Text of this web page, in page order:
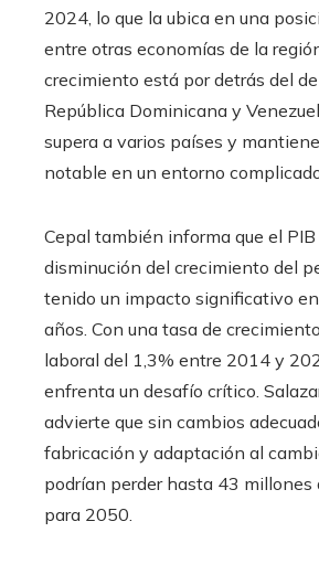
2024, lo que la ubica en una
entre otras economías de la
crecimiento está por detrás del
República Dominicana y
supera a varios países y
notable en un entorno
Cepal también informa que el
disminución del crecimiento del
tenido un impacto significativo
años. Con una tasa de
laboral del 1,3% entre 2014 y
enfrenta un desafío crítico.
advierte que sin cambios
fabricación y adaptación al
podrían perder hasta 43 millones
para 2050.